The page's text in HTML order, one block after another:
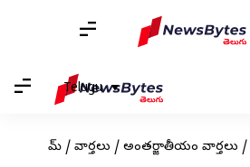
Telugu
హోమ్ / వార్తలు / అంతర్జాతీయం వార్తలు /